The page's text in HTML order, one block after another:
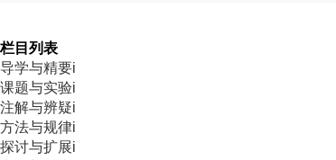
栏目列表
导学与精要i
课题与实验i
注解与辨疑i
方法与规律i
探讨与扩展i